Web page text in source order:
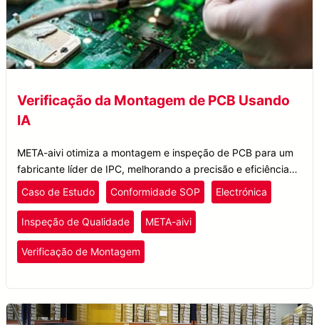
Verificação da Montagem de PCB Usando
IA
META-aivi otimiza a montagem e inspeção de PCB para um
fabricante líder de IPC, melhorando a precisão e eficiência
com verificação AR + IA.
Caso de Estudo Conformidade SOP Electrónica
Inspeção de Qualidade META-aivi
Verificação de Montagem